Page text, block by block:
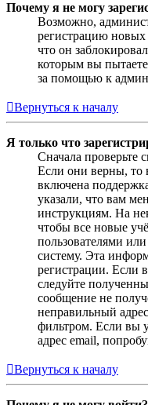
Почему я не могу
Возможно,
регистрацию новых
что он
которым вы
за помощью к
Вернуться к началу
Я только что
Сначала проверьте
Если они верны, то
включена
указали, что вам
инструкциям. На
чтобы все новые
пользователями
систему. Эта
регистрации. Если
следуйте
сообщение не
неправильный
фильтром. Если вы
адрес email,
Вернуться к началу